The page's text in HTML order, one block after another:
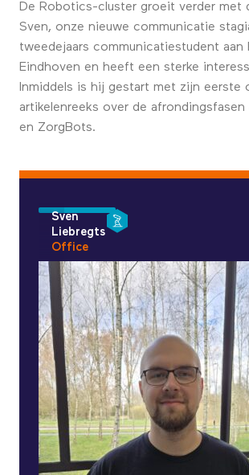
De Robotics-cluster groeit verder met
Sven, onze nieuwe communicatie
tweedejaars communicatiestudent aan
Eindhoven en heeft een sterke
Inmiddels is hij gestart met zijn eerste
artikelenreeks over de
en ZorgBots.
Sven
Liebregts
Office